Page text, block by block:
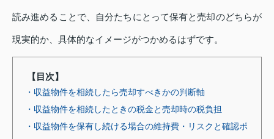
読み進めることで、自分たちにとって保有と売却のどちらが
現実的か、具体的なイメージがつかめるはずです。
【目次】
・収益物件を相続したら売却すべきかの判断軸
・収益物件を相続したときの税金と売却時の税負担
・収益物件を保有し続ける場合の維持費・リスクと確認ポ